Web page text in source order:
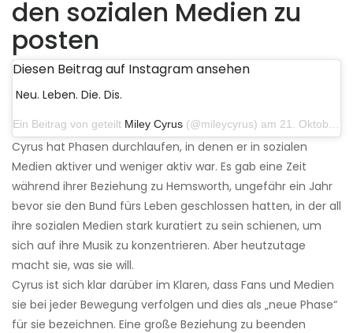
den sozialen Medien zu
posten
Diesen Beitrag auf Instagram ansehen
Neu. Leben. Die. Dis.
Ein Beitrag von geteilt Miley Cyrus (@mileycyrus) am 21. Oktober 2019 um 12:31 Uhr PDT
Cyrus hat Phasen durchlaufen, in denen er in sozialen
Medien aktiver und weniger aktiv war. Es gab eine Zeit
während ihrer Beziehung zu Hemsworth, ungefähr ein Jahr
bevor sie den Bund fürs Leben geschlossen hatten, in der all
ihre sozialen Medien stark kuratiert zu sein schienen, um
sich auf ihre Musik zu konzentrieren. Aber heutzutage
macht sie, was sie will.
Cyrus ist sich klar darüber im Klaren, dass Fans und Medien
sie bei jeder Bewegung verfolgen und dies als „neue Phase“
für sie bezeichnen. Eine große Beziehung zu beenden